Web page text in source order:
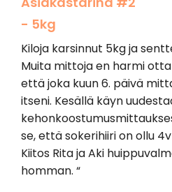
- 5kg
Kiloja karsinnut 5kg ja
Muita mittoja en harmi
että joka kuun 6. päivä
itseni. Kesällä käyn
se, että sokerihiiri on ollu
Kiitos Rita ja Aki
homman. “